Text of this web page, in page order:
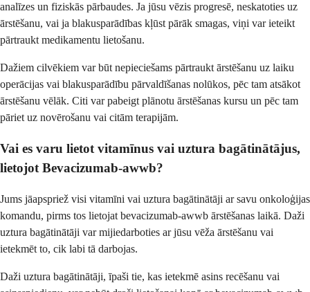
analīzes un fiziskās pārbaudes. Ja jūsu vēzis progresē, neskatoties uz
ārstēšanu, vai ja blakusparādības kļūst pārāk smagas, viņi var ieteikt
pārtraukt medikamentu lietošanu.
Dažiem cilvēkiem var būt nepieciešams pārtraukt ārstēšanu uz laiku
operācijas vai blakusparādību pārvaldīšanas nolūkos, pēc tam atsākot
ārstēšanu vēlāk. Citi var pabeigt plānotu ārstēšanas kursu un pēc tam
pāriet uz novērošanu vai citām terapijām.
Vai es varu lietot vitamīnus vai uztura bagātinātājus,
lietojot Bevacizumab-awwb?
Jums jāapspriež visi vitamīni vai uztura bagātinātāji ar savu onkoloģijas
komandu, pirms tos lietojat bevacizumab-awwb ārstēšanas laikā. Daži
uztura bagātinātāji var mijiedarboties ar jūsu vēža ārstēšanu vai
ietekmēt to, cik labi tā darbojas.
Daži uztura bagātinātāji, īpaši tie, kas ietekmē asins recēšanu vai